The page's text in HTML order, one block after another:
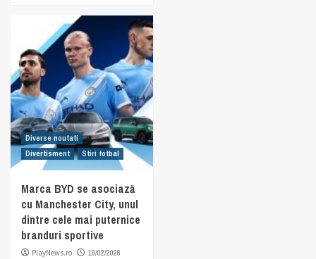
Diverse noutati
Divertisment
Stiri fotbal
Marca BYD se asociază
cu Manchester City, unul
dintre cele mai puternice
branduri sportive
PlayNews.ro 19/02/2026